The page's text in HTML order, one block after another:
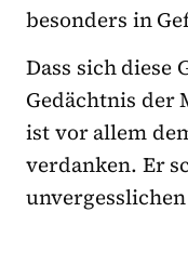
besonders in
Dass sich diese
Gedächtnis der
ist vor allem
verdanken. Er